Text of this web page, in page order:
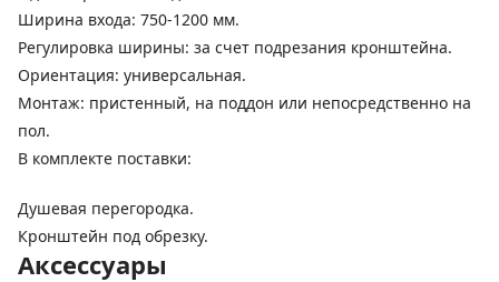
Ширина входа: 750-1200 мм.
Регулировка ширины: за счет подрезания кронштейна.
Ориентация: универсальная.
Монтаж: пристенный, на поддон или непосредственно на
пол.
В комплекте поставки:
Душевая перегородка.
Кронштейн под обрезку.
Аксессуары